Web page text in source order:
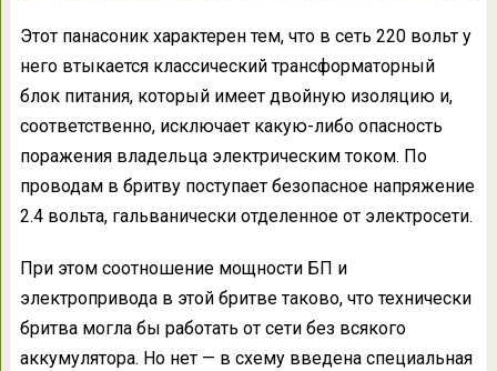
Этот панасоник характерен тем, что в сеть 220 вольт у
него втыкается классический трансформаторный
блок питания, который имеет двойную изоляцию и,
соответственно, исключает какую-либо опасность
поражения владельца электрическим током. По
проводам в бритву поступает безопасное напряжение
2.4 вольта, гальванически отделенное от электросети.
При этом соотношение мощности БП и
электропривода в этой бритве таково, что технически
бритва могла бы работать от сети без всякого
аккумулятора. Но нет — в схему введена специальная